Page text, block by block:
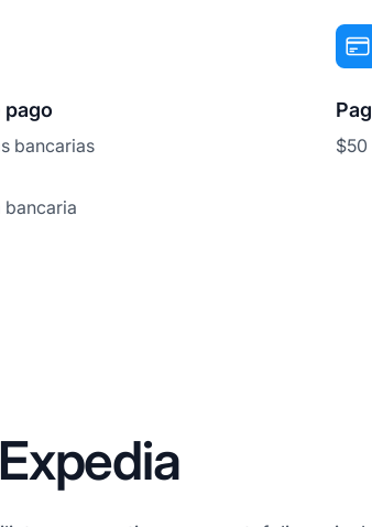
pago
bancarias
bancaria
$50